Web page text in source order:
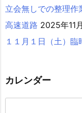
立会無しでの整理作
高速道路 2025年11
１１月１日（土）
カレンダー